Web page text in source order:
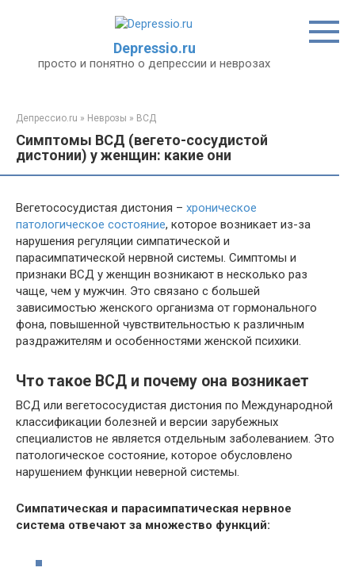
Depressio.ru
просто и понятно о депрессии и неврозах
Депрессио.ru » Неврозы » ВСД
Симптомы ВСД (вегето-сосудистой
дистонии) у женщин: какие они
Вегетососудистая дистония – хроническое
патологическое состояние, которое возникает из-за
нарушения регуляции симпатической и
парасимпатической нервной системы. Симптомы и
признаки ВСД у женщин возникают в несколько раз
чаще, чем у мужчин. Это связано с большей
зависимостью женского организма от гормонального
фона, повышенной чувствительностью к различным
раздражителям и особенностями женской психики.
Что такое ВСД и почему она возникает
ВСД или вегетососудистая дистония по Международной
классификации болезней и версии зарубежных
специалистов не является отдельным заболеванием. Это
патологическое состояние, которое обусловлено
нарушением функции неверной системы.
Симпатическая и парасимпатическая нервное
система отвечают за множество функций: